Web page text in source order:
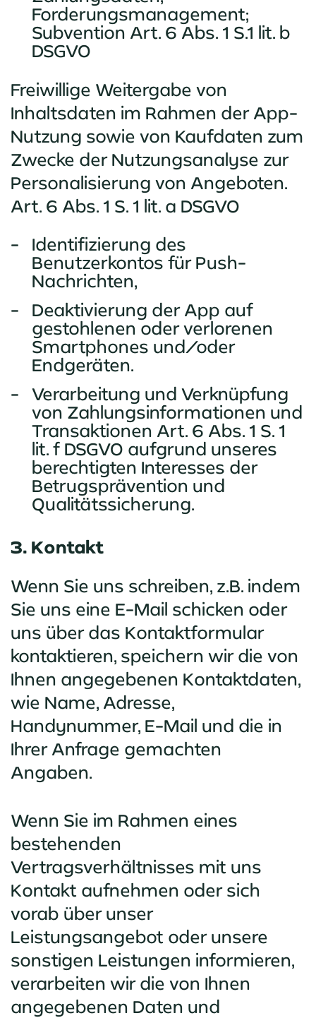
Forderungsmanagement;
Subvention Art. 6 Abs. 1 S.1 lit. b
DSGVO
Freiwillige Weitergabe von
Inhaltsdaten im Rahmen der App-
Nutzung sowie von Kaufdaten zum
Zwecke der Nutzungsanalyse zur
Personalisierung von Angeboten.
Art. 6 Abs. 1 S. 1 lit. a DSGVO
Identifizierung des
Benutzerkontos für Push-
Nachrichten,
Deaktivierung der App auf
gestohlenen oder verlorenen
Smartphones und/oder
Endgeräten.
Verarbeitung und Verknüpfung
von Zahlungsinformationen und
Transaktionen Art. 6 Abs. 1 S. 1
lit. f DSGVO aufgrund unseres
berechtigten Interesses der
Betrugsprävention und
Qualitätssicherung.
3. Kontakt
Wenn Sie uns schreiben, z.B. indem
Sie uns eine E-Mail schicken oder
uns über das Kontaktformular
kontaktieren, speichern wir die von
Ihnen angegebenen Kontaktdaten,
wie Name, Adresse,
Handynummer, E-Mail und die in
Ihrer Anfrage gemachten
Angaben.
Wenn Sie im Rahmen eines
bestehenden
Vertragsverhältnisses mit uns
Kontakt aufnehmen oder sich
vorab über unser
Leistungsangebot oder unsere
sonstigen Leistungen informieren,
verarbeiten wir die von Ihnen
angegebenen Daten und